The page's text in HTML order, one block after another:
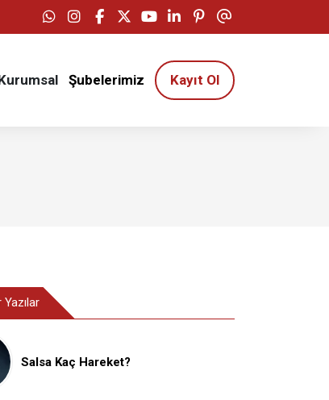
Şubelerimiz Kayıt Ol
Salsa Kaç Hareket?